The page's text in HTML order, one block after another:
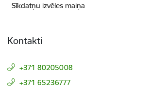
Sīkdatņu izvēles maiņa
Kontakti
+371 80205008
+371 65236777